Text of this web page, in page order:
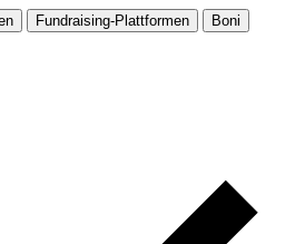
Fundraising-Plattformen Boni